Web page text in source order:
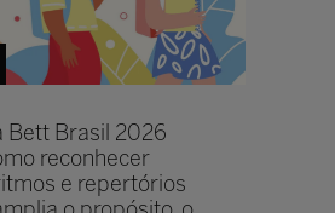
Bett Brasil 2026
reconhecer
e repertórios